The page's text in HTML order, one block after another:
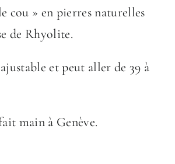
cou » en pierres naturelles
de Rhyolite.
et peut aller de 39 à
main à Genève.